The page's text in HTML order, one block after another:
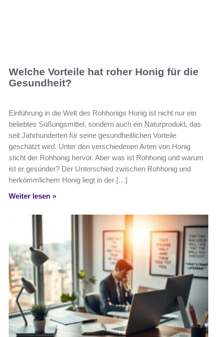
Welche Vorteile hat roher Honig für die
Gesundheit?
Einführung in die Welt des Rohhonigs Honig ist nicht nur ein
beliebtes Süßungsmittel, sondern auch ein Naturprodukt, das
seit Jahrhunderten für seine gesundheitlichen Vorteile
geschätzt wird. Unter den verschiedenen Arten von Honig
sticht der Rohhonig hervor. Aber was ist Rohhonig und warum
ist er gesünder? Der Unterschied zwischen Rohhonig und
herkömmlichem Honig liegt in der […]
Weiter lesen »